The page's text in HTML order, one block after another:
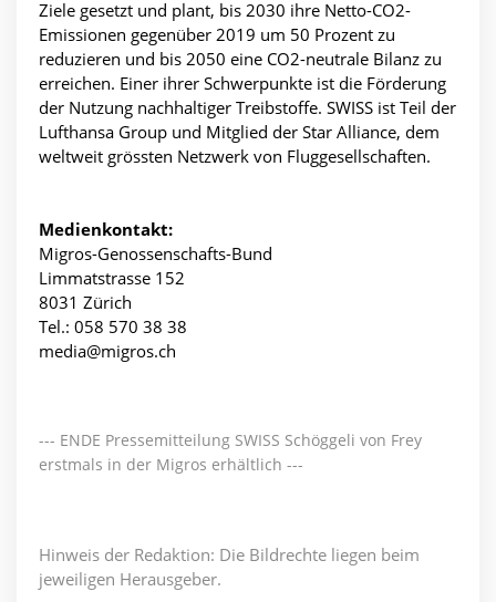
Ziele gesetzt und plant, bis 2030 ihre Netto-CO2-
Emissionen gegenüber 2019 um 50 Prozent zu
reduzieren und bis 2050 eine CO2-neutrale Bilanz zu
erreichen. Einer ihrer Schwerpunkte ist die Förderung
der Nutzung nachhaltiger Treibstoffe. SWISS ist Teil der
Lufthansa Group und Mitglied der Star Alliance, dem
weltweit grössten Netzwerk von Fluggesellschaften.
Medienkontakt:
Migros-Genossenschafts-Bund
Limmatstrasse 152
8031 Zürich
Tel.: 058 570 38 38
media@migros.ch
--- ENDE Pressemitteilung SWISS Schöggeli von Frey
erstmals in der Migros erhältlich ---
Hinweis der Redaktion: Die Bildrechte liegen beim
jeweiligen Herausgeber.